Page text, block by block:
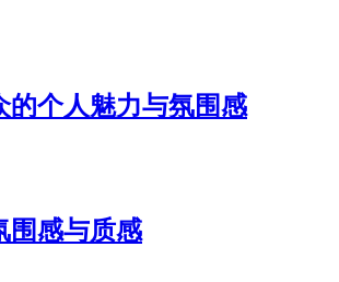
的个人魅力与氛围感
围感与质感